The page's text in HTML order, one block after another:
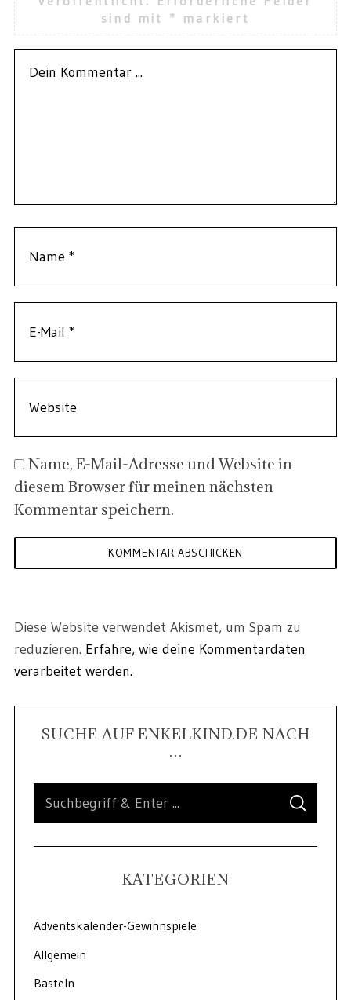
sind mit * markiert
Name, E-Mail-Adresse und Website in
diesem Browser für meinen nächsten
Kommentar speichern.
Diese Website verwendet Akismet, um Spam zu
reduzieren. Erfahre, wie deine Kommentardaten
verarbeitet werden.
SUCHE AUF ENKELKIND.DE NACH
…
KATEGORIEN
Adventskalender-Gewinnspiele
Allgemein
Basteln